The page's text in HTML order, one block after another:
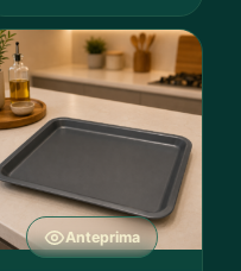
Anteprima